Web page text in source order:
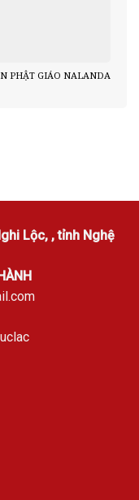
PHẬT GIÁO NALANDA
Lộc, , tỉnh Nghệ